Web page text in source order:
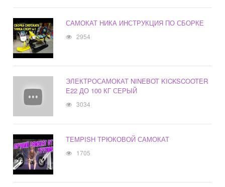
САМОКАТ НИКА ИНСТРУКЦИЯ ПО СБОРКЕ
2954
ЭЛЕКТРОСАМОКАТ NINEBOT KICKSCOOTER
E22 ДО 100 КГ СЕРЫЙ
3034
TEMPISH ТРЮКОВОЙ САМОКАТ
1705